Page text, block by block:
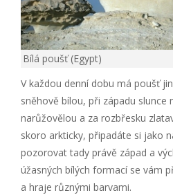
Bílá poušť (Egypt)
V každou denní dobu má poušť
sněhově bílou, při západu slunce
narůžovělou a za rozbřesku
skoro arkticky, připadáte si jako
pozorovat tady právě západ a
úžasných bílých formací se vám
a hraje různými barvami.